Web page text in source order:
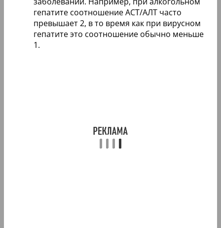
гепатите соотношение АСТ/АЛТ часто
превышает 2, в то время как при вирусном
гепатите это соотношение обычно меньше
1.